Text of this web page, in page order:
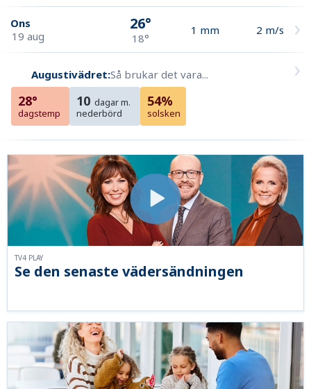
Ons
19 aug
26°
18°
1 mm 2 m/s
Augustivädret:Så brukar det vara...
28°
dagstemp
10 dagar m.
nederbörd
54%
solsken
Se den senaste vädersändningen
TV4 PLAY